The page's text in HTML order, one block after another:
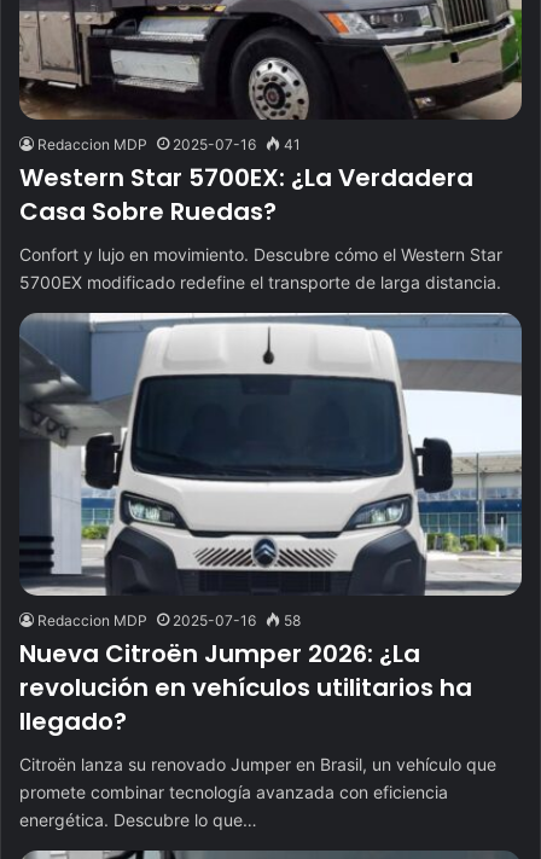
Redaccion MDP 2025-07-16 41
Western Star 5700EX: ¿La Verdadera
Casa Sobre Ruedas?
Confort y lujo en movimiento. Descubre cómo el Western Star
5700EX modificado redefine el transporte de larga distancia.
Redaccion MDP 2025-07-16 58
Nueva Citroën Jumper 2026: ¿La
revolución en vehículos utilitarios ha
llegado?
Citroën lanza su renovado Jumper en Brasil, un vehículo que
promete combinar tecnología avanzada con eficiencia
energética. Descubre lo que…